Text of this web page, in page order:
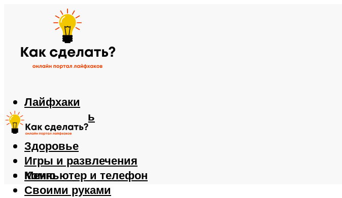
Лайфхаки
Автомобиль
Еда
Здоровье
Игры и развлечения
Компьютер и телефон
Своими руками
Меню